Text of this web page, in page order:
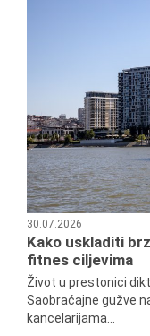
30.07.2026
Kako uskladiti
fitnes ciljevima
Život u prestonici
Saobraćajne gužve
kancelarijama...